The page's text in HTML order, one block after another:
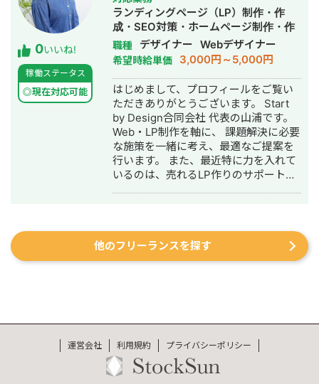
ネス用アカウントとして運用するのと
では フォロワー獲得難易度も戦略もま
るで違います その点、私の場合は 最初
から販促を目的としてSNSを運用して
きた実績があるため “机上の空論”では
なく “実地の経験”を元にした運用のお
手伝いが可能となっております ぜひ、
ご相談お待ちしております
0いいね!
稼働ステータス
◎現在対応可能
ランディングページ（LP）制作・作
成・SEO対策・ホームページ制作・作
成・バナー制作・デザイン・ロゴデザ
イン・作成・イラスト制作
職種 デザイナー Webデザイナー
希望時給単価 3,000円～5,000円
はじめまして、プロフィールをご覧い
ただきありがとうございます。 Start
by Design合同会社 代表の山浦です。
Web・LP制作を軸に、 課題解決に必要
な施策を一緒に考え、最適なご提案を
行います。 また、最近特に力を入れて
いるのは、売れるLP作りのサポートで
のABテスト用のFV（ファーストビュ
ー）作成やLP改修にも積極的に携わり
ます。 ●自社サイト
IT系 ・車の修理屋 ・建築/不動産 ・医
療・クリニック ・美容サロン・整体 ・
士業 ⭐︎ 強み
他のフリーランスを探す
運営会社 利用規約 プライバシーポリシー